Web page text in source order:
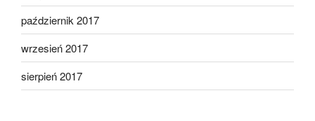
październik 2017
wrzesień 2017
sierpień 2017